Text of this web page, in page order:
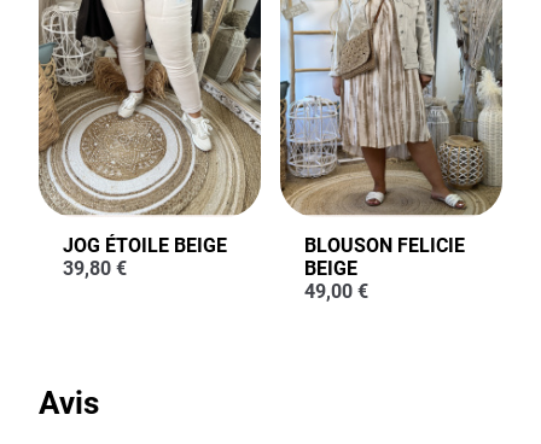
JOG ÉTOILE BEIGE
39,80 €
BLOUSON FELICIE
BEIGE
49,00 €
Avis